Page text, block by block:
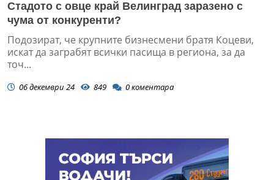
Стадото с овце край Велинград заразено с
чума от конкуренти?
Подозират, че крупните бизнесмени братя Коцеви,
искат да заграбят всички пасища в региона, за да
точ...
06 декември 24 849 0коментара